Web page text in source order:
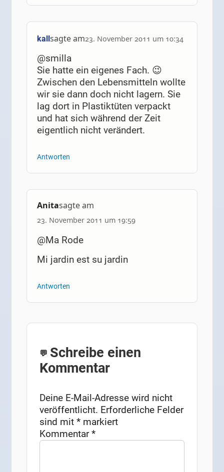
kallsagte am23. November 2011 um 10:34
@smilla
Sie hatte ein eigenes Fach. 😉
Zwischen den Lebensmitteln wollte
wir sie dann doch nicht lagern. Sie
lag dort in Plastiktüten verpackt
und hat sich während der Zeit
eigentlich nicht verändert.
Antworten
Anitasagte am
23. November 2011 um 19:59
@Ma Rode
Mi jardin est su jardin
Antworten
Schreibe einen
Kommentar
Deine E-Mail-Adresse wird nicht
veröffentlicht. Erforderliche Felder
sind mit* markiert
Kommentar*